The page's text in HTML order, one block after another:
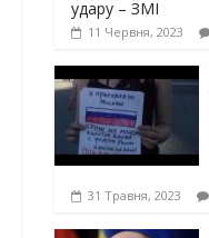
yдарy – ЗМІ
11 Червня, 2023
31 Травня, 2023